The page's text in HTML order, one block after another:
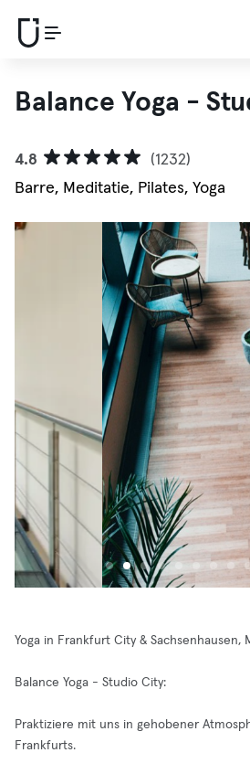
Balance Yoga -
4.8
(1232)
Barre, Meditatie, Pilates, Yoga
Yoga in Frankfurt City & Sachsenhausen,
Balance Yoga - Studio City:
Praktiziere mit uns in gehobener
Frankfurts.